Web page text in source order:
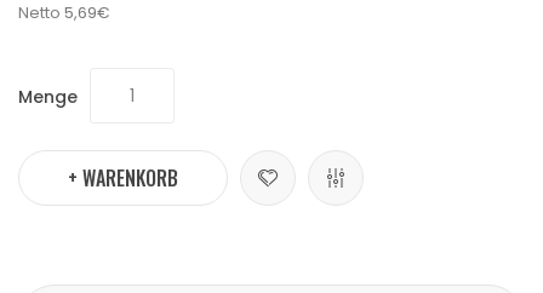
Netto 5,69€
Menge
+ WARENKORB